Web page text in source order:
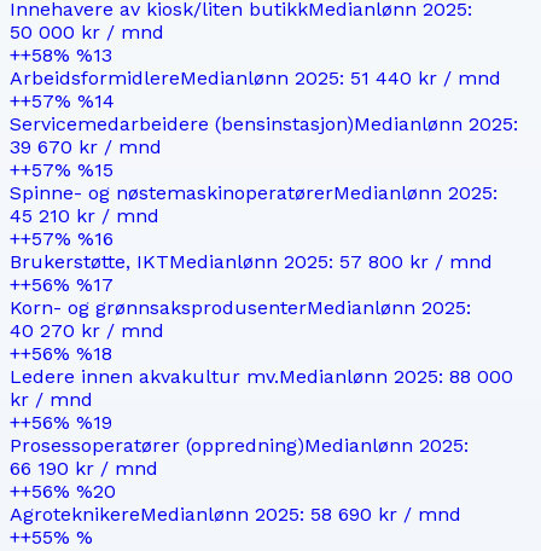
Innehavere av kiosk/liten butikkMedianlønn 2025:
50 000 kr / mnd
++58% %13
ArbeidsformidlereMedianlønn 2025: 51 440 kr / mnd
++57% %14
Servicemedarbeidere (bensinstasjon)Medianlønn 2025:
39 670 kr / mnd
++57% %15
Spinne- og nøstemaskinoperatørerMedianlønn 2025:
45 210 kr / mnd
++57% %16
Brukerstøtte, IKTMedianlønn 2025: 57 800 kr / mnd
++56% %17
Korn- og grønnsaksprodusenterMedianlønn 2025:
40 270 kr / mnd
++56% %18
Ledere innen akvakultur mv.Medianlønn 2025: 88 000
kr / mnd
++56% %19
Prosessoperatører (oppredning)Medianlønn 2025:
66 190 kr / mnd
++56% %20
AgroteknikereMedianlønn 2025: 58 690 kr / mnd
++55% %